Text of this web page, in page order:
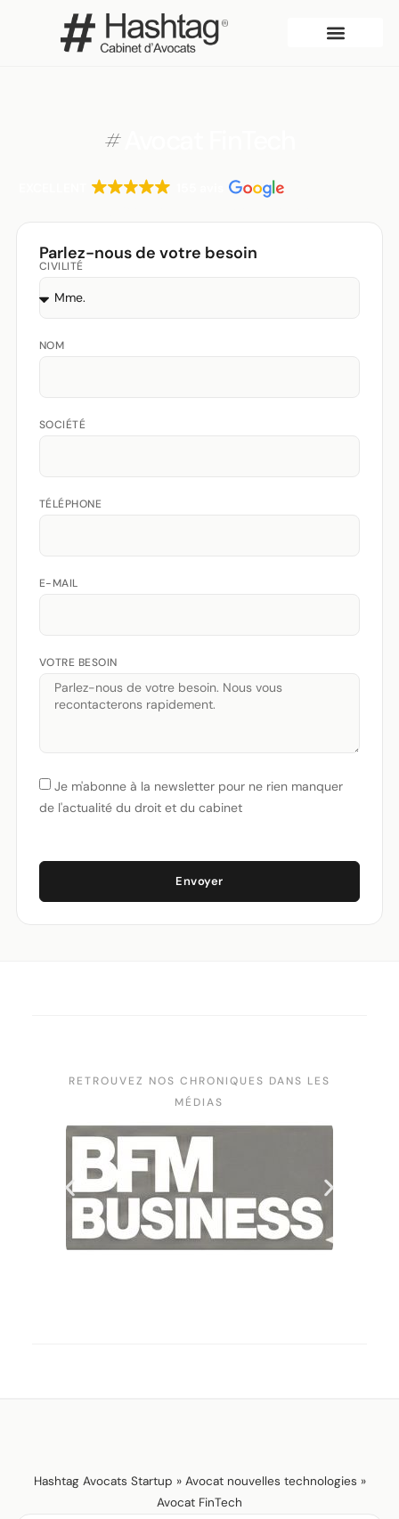
#
Parlez-nous de votre besoin
CIVILITÉ
NOM
SOCIÉTÉ
TÉLÉPHONE
E-MAIL
VOTRE BESOIN
Je m'abonne à la newsletter pour ne rien manquer
de l'actualité du droit et du cabinet
Envoyer
RETROUVEZ NOS CHRONIQUES DANS LES
MÉDIAS
Hashtag Avocats Startup » Avocat nouvelles technologies »
Avocat FinTech